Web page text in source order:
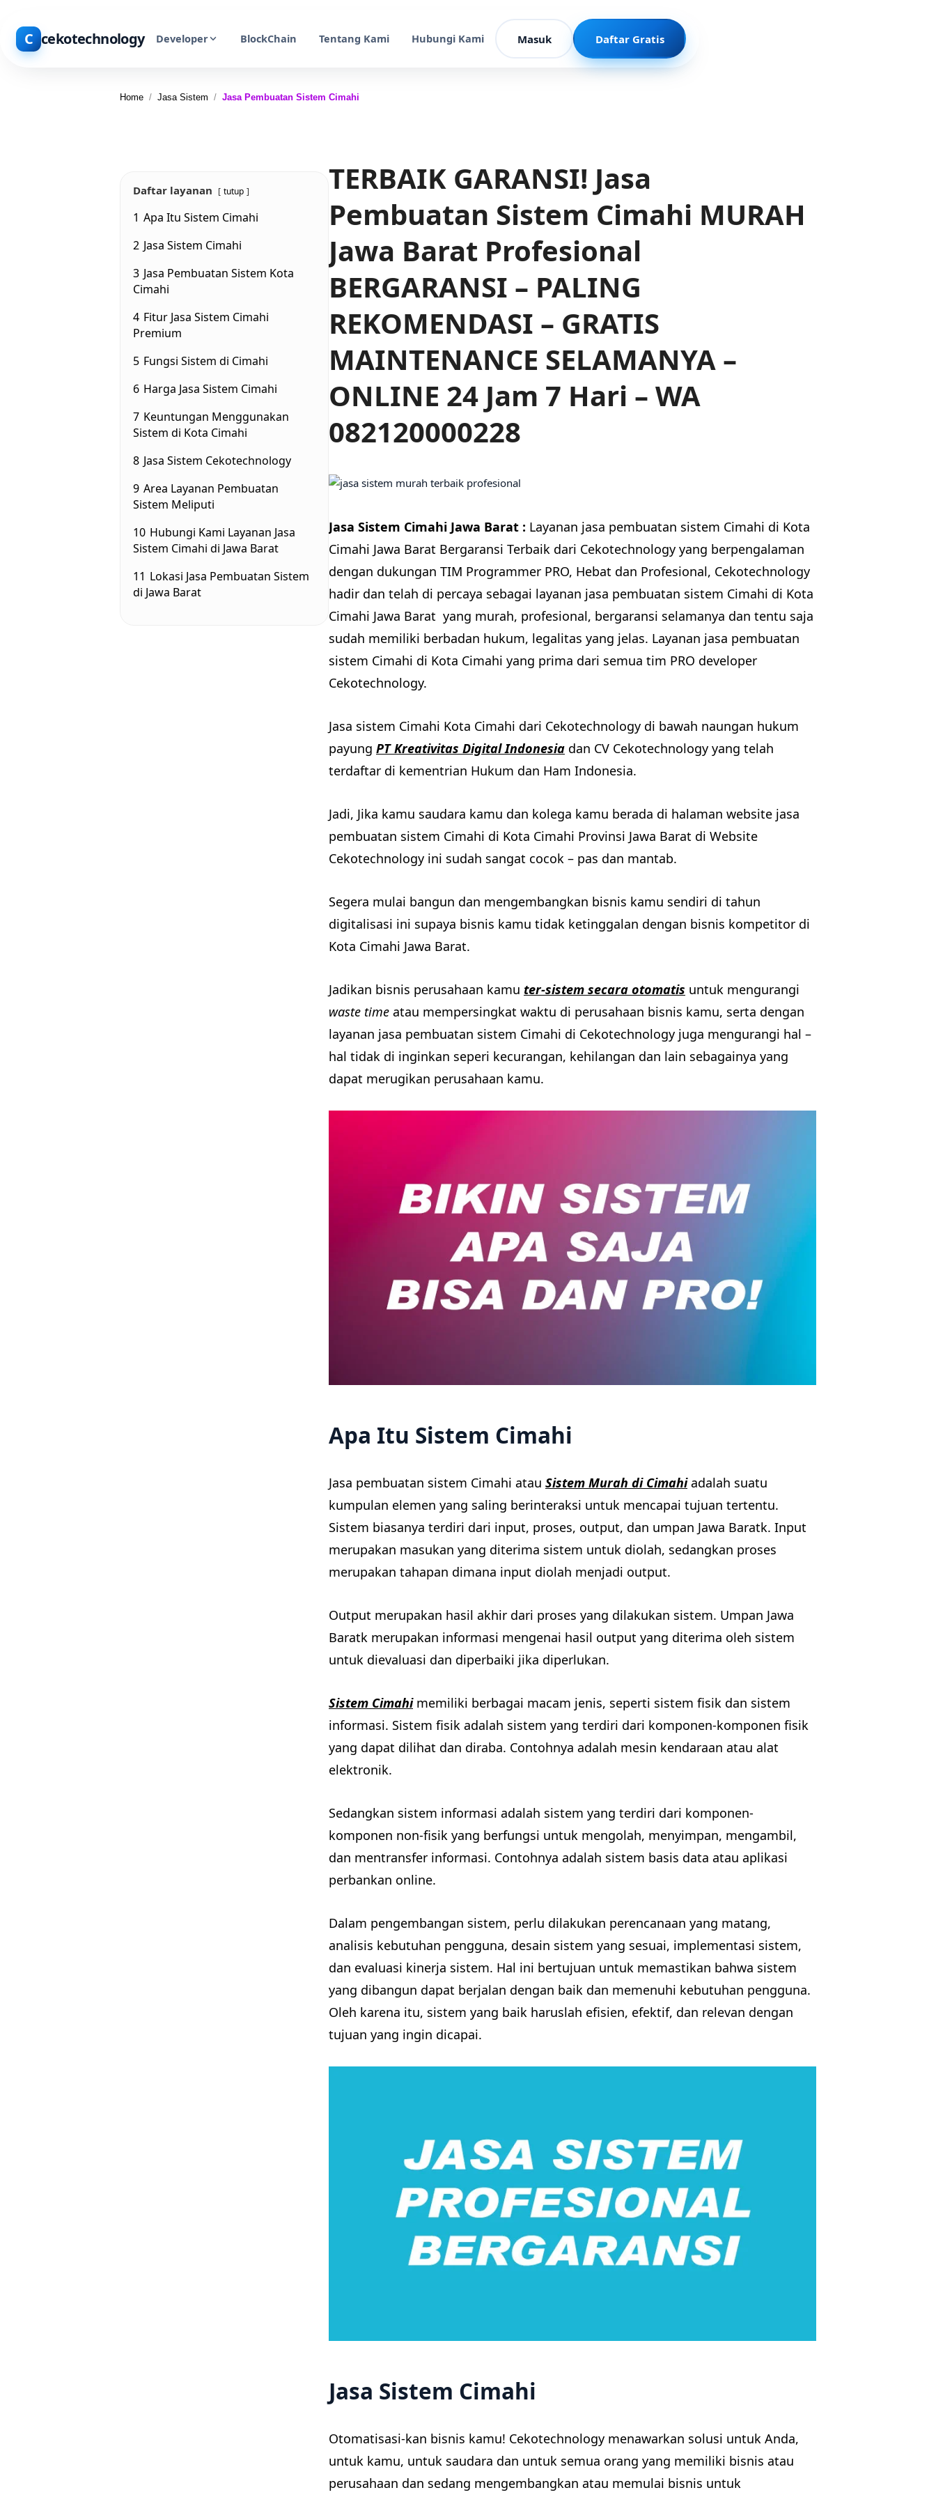
C cekotechnology Developer BlockChain Tentang Kami Hubungi Kami Masuk Daftar Gratis
Home / Jasa Sistem / Jasa Pembuatan Sistem Cimahi
Daftar layanan tutup
1 Apa Itu Sistem Cimahi
2 Jasa Sistem Cimahi
3 Jasa Pembuatan Sistem Kota
Cimahi
4 Fitur Jasa Sistem Cimahi
Premium
5 Fungsi Sistem di Cimahi
6 Harga Jasa Sistem Cimahi
7 Keuntungan Menggunakan
Sistem di Kota Cimahi
8 Jasa Sistem Cekotechnology
9 Area Layanan Pembuatan
Sistem Meliputi
10 Hubungi Kami Layanan Jasa
Sistem Cimahi di Jawa Barat
11 Lokasi Jasa Pembuatan Sistem
di Jawa Barat
TERBAIK GARANSI! Jasa
Pembuatan Sistem Cimahi MURAH
Jawa Barat Profesional
BERGARANSI – PALING
REKOMENDASI – GRATIS
MAINTENANCE SELAMANYA –
ONLINE 24 Jam 7 Hari – WA
082120000228
Jasa Sistem Cimahi Jawa Barat : Layanan jasa pembuatan sistem Cimahi di Kota
Cimahi Jawa Barat Bergaransi Terbaik dari Cekotechnology yang berpengalaman
dengan dukungan TIM Programmer PRO, Hebat dan Profesional, Cekotechnology
hadir dan telah di percaya sebagai layanan jasa pembuatan sistem Cimahi di Kota
Cimahi Jawa Barat yang murah, profesional, bergaransi selamanya dan tentu saja
sudah memiliki berbadan hukum, legalitas yang jelas. Layanan jasa pembuatan
sistem Cimahi di Kota Cimahi yang prima dari semua tim PRO developer
Cekotechnology.
Jasa sistem Cimahi Kota Cimahi dari Cekotechnology di bawah naungan hukum
payung PT Kreativitas Digital Indonesia dan CV Cekotechnology yang telah
terdaftar di kementrian Hukum dan Ham Indonesia.
Jadi, Jika kamu saudara kamu dan kolega kamu berada di halaman website jasa
pembuatan sistem Cimahi di Kota Cimahi Provinsi Jawa Barat di Website
Cekotechnology ini sudah sangat cocok – pas dan mantab.
Segera mulai bangun dan mengembangkan bisnis kamu sendiri di tahun
digitalisasi ini supaya bisnis kamu tidak ketinggalan dengan bisnis kompetitor di
Kota Cimahi Jawa Barat.
Jadikan bisnis perusahaan kamu ter-sistem secara otomatis untuk mengurangi
waste time atau mempersingkat waktu di perusahaan bisnis kamu, serta dengan
layanan jasa pembuatan sistem Cimahi di Cekotechnology juga mengurangi hal –
hal tidak di inginkan seperi kecurangan, kehilangan dan lain sebagainya yang
dapat merugikan perusahaan kamu.
Apa Itu Sistem Cimahi
Jasa pembuatan sistem Cimahi atau Sistem Murah di Cimahiadalah suatu
kumpulan elemen yang saling berinteraksi untuk mencapai tujuan tertentu.
Sistem biasanya terdiri dari input, proses, output, dan umpan Jawa Baratk. Input
merupakan masukan yang diterima sistem untuk diolah, sedangkan proses
merupakan tahapan dimana input diolah menjadi output.
Output merupakan hasil akhir dari proses yang dilakukan sistem. Umpan Jawa
Baratk merupakan informasi mengenai hasil output yang diterima oleh sistem
untuk dievaluasi dan diperbaiki jika diperlukan.
Sistem Cimahimemiliki berbagai macam jenis, seperti sistem fisik dan sistem
informasi. Sistem fisik adalah sistem yang terdiri dari komponen-komponen fisik
yang dapat dilihat dan diraba. Contohnya adalah mesin kendaraan atau alat
elektronik.
Sedangkan sistem informasi adalah sistem yang terdiri dari komponen-
komponen non-fisik yang berfungsi untuk mengolah, menyimpan, mengambil,
dan mentransfer informasi. Contohnya adalah sistem basis data atau aplikasi
perbankan online.
Dalam pengembangan sistem, perlu dilakukan perencanaan yang matang,
analisis kebutuhan pengguna, desain sistem yang sesuai, implementasi sistem,
dan evaluasi kinerja sistem. Hal ini bertujuan untuk memastikan bahwa sistem
yang dibangun dapat berjalan dengan baik dan memenuhi kebutuhan pengguna.
Oleh karena itu, sistem yang baik haruslah efisien, efektif, dan relevan dengan
tujuan yang ingin dicapai.
Jasa Sistem Cimahi
Otomatisasi-kan bisnis kamu! Cekotechnology menawarkan solusi untuk Anda,
untuk kamu, untuk saudara dan untuk semua orang yang memiliki bisnis atau
perusahaan dan sedang mengembangkan atau memulai bisnis untuk